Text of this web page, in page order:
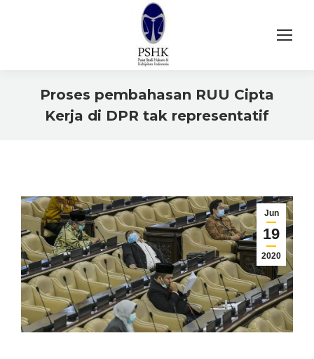
Proses pembahasan RUU Cipta
Kerja di DPR tak representatif
Jun
19
2020